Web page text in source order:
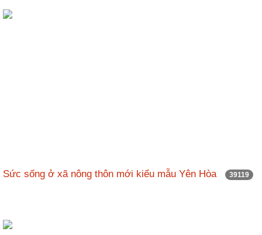
Sức sống ở xã nông thôn mới kiểu mẫu Yên Hòa 39119